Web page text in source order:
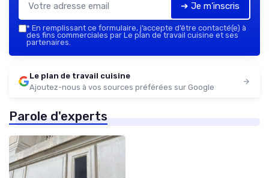
➔ Je m'inscris
* En remplissant ce formulaire, j’accepte d’être contacté(e) à
des fins commerciales par Le plan de travail cuisine et ses
partenaires.
Le plan de travail cuisine
Ajoutez-nous à vos sources préférées sur Google
Parole d'experts